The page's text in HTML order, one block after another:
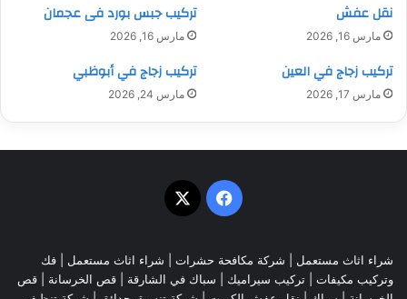
نقل عفش
مارس 16, 2026
تركيب جبس بورد فى عجمان
مارس 16, 2026
تركيب زجاج في العين
مارس 17, 2026
تركيب زجاج في أبوظبي
مارس 24, 2026
فيسبوك
‫X
شراء اثاث مستعمل شركة مكافحة حشرات شراء اثاث مستعمل
فك
وتركيب مكيفات | تركيب سيراميك | سباك في الشارقة قص الخرسانة | قص